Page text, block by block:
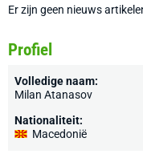
Er zijn geen nieuws
Profiel
Volledige naam:
Milan Atanasov
Nationaliteit:
Macedonië